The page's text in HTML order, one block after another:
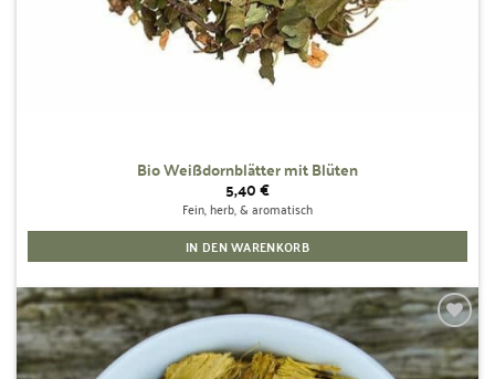
Bio Weißdornblätter mit Blüten
5,40€
Fein, herb, & aromatisch
IN DEN WARENKORB
Zur
Wunschliste
hinzufügen